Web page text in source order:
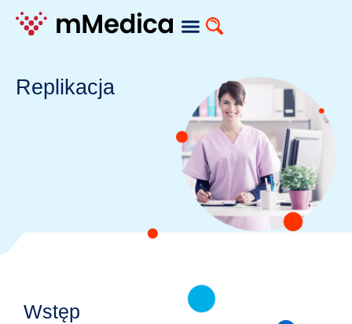
Moduły dodatkowe
Replikacja
Wstęp